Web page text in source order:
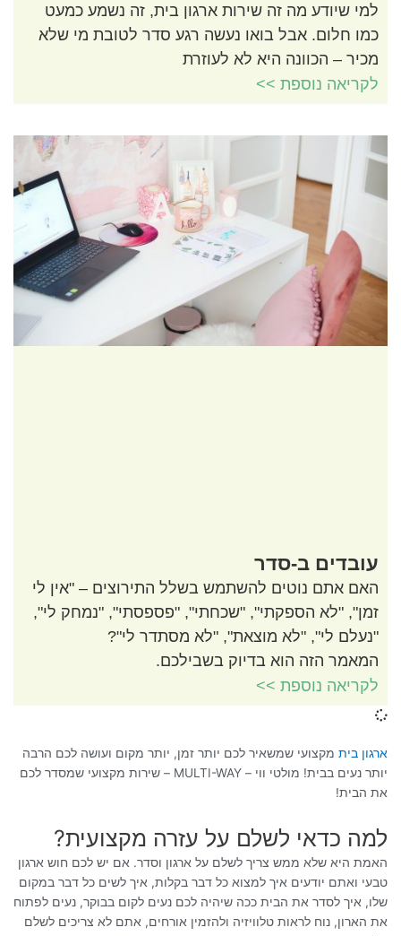
למי שיודע מה זה שירות ארגון בית, זה נשמע כמעט
כמו חלום. אבל בואו נעשה רגע סדר לטובת מי שלא
מכיר – הכוונה היא לא לעוזרת
לקריאה נוספת >>
עובדים ב-סדר
האם אתם נוטים להשתמש בשלל התירוצים – "אין לי
זמן", "לא הספקתי", "שכחתי", "פספסתי", "נמחק לי",
"נעלם לי", "לא מוצאת", "לא מסתדר לי"?
המאמר הזה הוא בדיוק בשבילכם.
לקריאה נוספת >>
ארגון בית מקצועי שמשאיר לכם יותר זמן, יותר מקום ועושה לכם הרבה
יותר נעים בבית! מולטי ווי – MULTI-WAY – שירות מקצועי שמסדר לכם
את הבית!
למה כדאי לשלם על עזרה מקצועית?
האמת היא שלא ממש צריך לשלם על ארגון וסדר. אם יש לכם חוש ארגון
טבעי ואתם יודעים איך למצוא כל דבר בקלות, איך לשים כל דבר במקום
שלו, איך לסדר את הבית ככה שיהיה לכם נעים לקום בבוקר, נעים לפתוח
את הארון, נוח לראות טלוויזיה ולהזמין אורחים, אתם לא צריכים לשלם